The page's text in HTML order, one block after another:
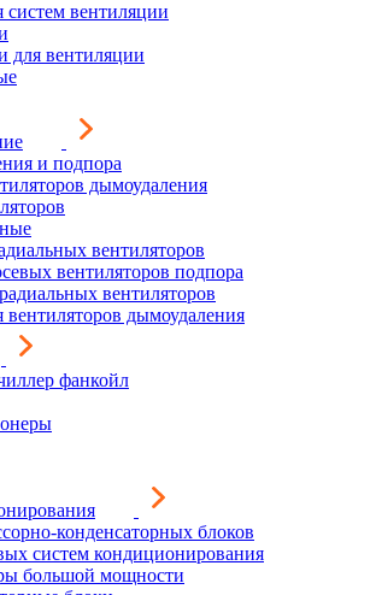
вентиляции
для вентиляции
и подпора
дымоудаления
вентиляторов
вентиляторов подпора
вентиляторов
дымоудаления
фанкойл
конденсаторных блоков
систем кондиционирования
большой мощности